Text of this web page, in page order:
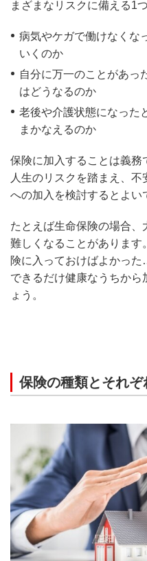
まざまなリスクに備える1
病気やケガで働けなくな
いくのか
自分に万一のことがあっ
はどうなるのか
老後や介護状態になった
まかなえるのか
保険に加入することは義務
人生のリスクを踏まえ、
への加入を検討するとよい
たとえば生命保険の場合
難しくなることがあります
険に入っておけばよかっ
できるだけ健康なうちから
ょう。
保険の種類とそれぞ